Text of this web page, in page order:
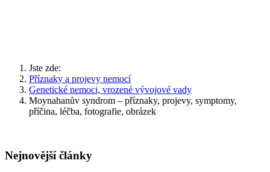
Jste zde:
Příznaky a projevy nemocí
Genetické nemoci, vrozené vývojové vady
Moynahanův syndrom – příznaky, projevy, symptomy,
příčina, léčba, fotografie, obrázek
Nejnovější články